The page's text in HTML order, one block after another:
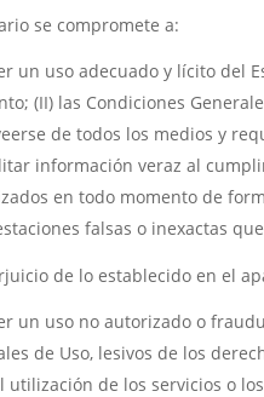
se compromete a:
un uso adecuado y lícito del
(II) las Condiciones
de todos los medios y
información veraz al
en todo momento de
falsas o inexactas
de lo establecido en el
un uso no autorizado o
de Uso, lesivos de los
utilización de los servicios o